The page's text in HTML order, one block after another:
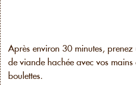
Après environ 30 minutes,
de viande hachée avec vos mains
boulettes.